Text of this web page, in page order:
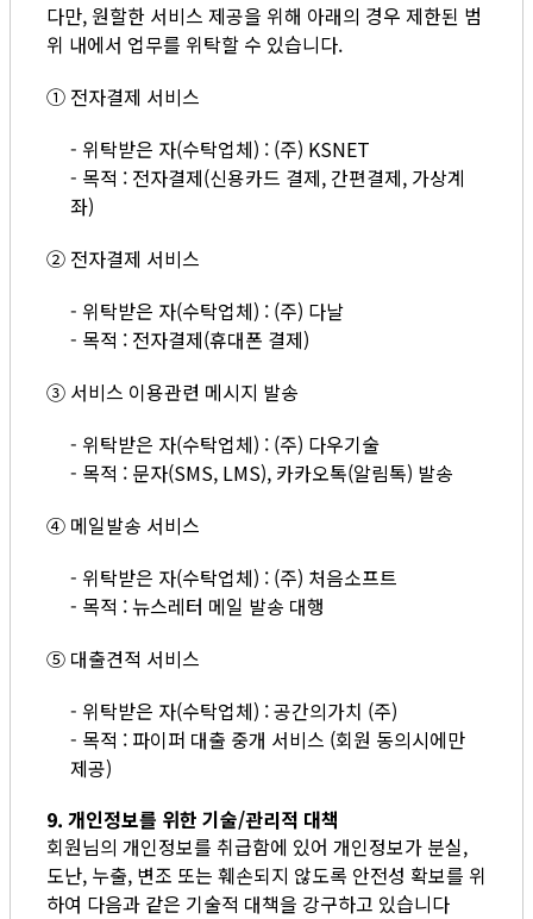
다만, 원할한 서비스 제공을 위해 아래의 경우 제한된 범
위 내에서 업무를 위탁할 수 있습니다.
① 전자결제 서비스
- 위탁받은 자(수탁업체) : (주) KSNET
- 목적 : 전자결제(신용카드 결제, 간편결제, 가상계
좌)
② 전자결제 서비스
- 위탁받은 자(수탁업체) : (주) 다날
- 목적 : 전자결제(휴대폰 결제)
③ 서비스 이용관련 메시지 발송
- 위탁받은 자(수탁업체) : (주) 다우기술
- 목적 : 문자(SMS, LMS), 카카오톡(알림톡) 발송
④ 메일발송 서비스
- 위탁받은 자(수탁업체) : (주) 처음소프트
- 목적 : 뉴스레터 메일 발송 대행
⑤ 대출견적 서비스
- 위탁받은 자(수탁업체) : 공간의가치 (주)
- 목적 : 파이퍼 대출 중개 서비스 (회원 동의시에만
제공)
9. 개인정보를 위한 기술/관리적 대책
회원님의 개인정보를 취급함에 있어 개인정보가 분실,
도난, 누출, 변조 또는 훼손되지 않도록 안전성 확보를 위
하여 다음과 같은 기술적 대책을 강구하고 있습니다